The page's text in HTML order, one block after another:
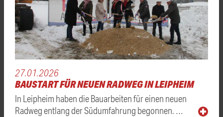
27.01.2026
BAUSTART FÜR NEUEN RADWEG IN LEIPHEIM
In Leipheim haben die Bauarbeiten für einen neuen
Radweg entlang der Südumfahrung begonnen. …